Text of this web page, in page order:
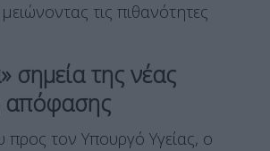
τις πιθανότητες
σημεία της νέας
απόφασης
προς τον Υπουργό Υγείας, ο